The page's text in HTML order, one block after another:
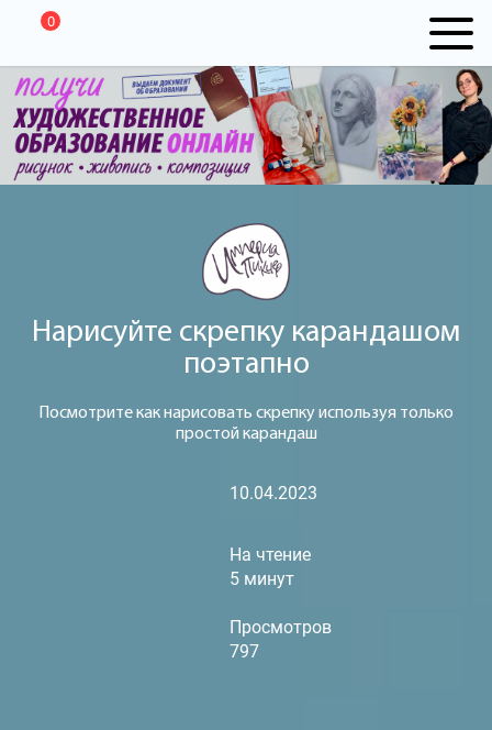
0
Нарисуйте скрепку карандашом
поэтапно
Посмотрите как нарисовать скрепку используя только
простой карандаш
10.04.2023
На чтение
5 минут
Просмотров
797